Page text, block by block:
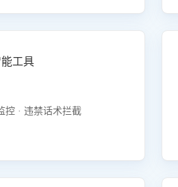
参数咨询等高频场景下的
工具
控 · 违禁话术拦截